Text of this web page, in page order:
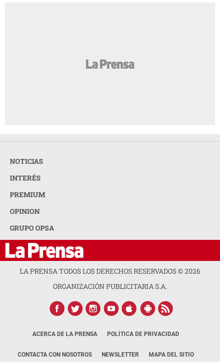
NOTICIAS
INTERÉS
PREMIUM
OPINION
GRUPO OPSA
LA PRENSA TODOS LOS DERECHOS RESERVADOS ©2026
ORGANIZACIÓN PUBLICITARIA S.A.
ACERCA DE LA PRENSA POLÍTICA DE PRIVACIDAD
CONTACTA CON NOSOTROS NEWSLETTER MAPA DEL SITIO